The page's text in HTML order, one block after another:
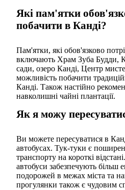
Які пам'ятки
побачити в Канді?
Пам'ятки, які обов'язково
включають Храм Зуба Будди,
сади, озеро Канді, Центр
можливість побачити
Канді. Також настійно
навколишні чайні плантації.
Як я можу
Ви можете пересуватися в
автобусах. Тук-туки є
транспорту на короткі
автобуси забезпечують більш
подорожей в межах міста та
прогулянки також є чудовим